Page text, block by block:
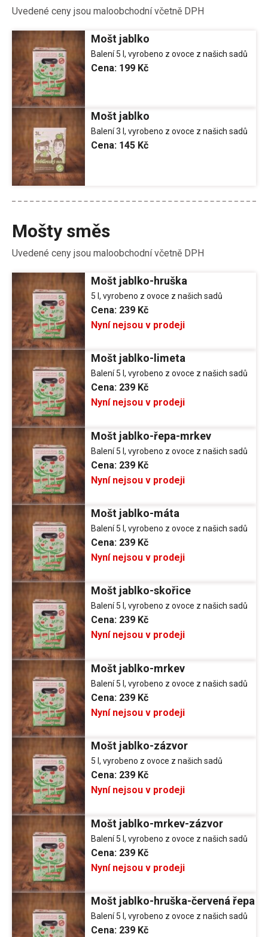
Uvedené ceny jsou maloobchodní včetně DPH
Mošt jablko
Balení 5 l, vyrobeno z ovoce z našich sadů
Cena: 199 Kč
Mošt jablko
Balení 3 l, vyrobeno z ovoce z našich sadů
Cena: 145 Kč
Mošty směs
Uvedené ceny jsou maloobchodní včetně DPH
Mošt jablko-hruška
5 l, vyrobeno z ovoce z našich sadů
Cena: 239 Kč
Nyní nejsou v prodeji
Mošt jablko-limeta
Balení 5 l, vyrobeno z ovoce z našich sadů
Cena: 239 Kč
Nyní nejsou v prodeji
Mošt jablko-řepa-mrkev
Balení 5 l, vyrobeno z ovoce z našich sadů
Cena: 239 Kč
Nyní nejsou v prodeji
Mošt jablko-máta
Balení 5 l, vyrobeno z ovoce z našich sadů
Cena: 239 Kč
Nyní nejsou v prodeji
Mošt jablko-skořice
Balení 5 l, vyrobeno z ovoce z našich sadů
Cena: 239 Kč
Nyní nejsou v prodeji
Mošt jablko-mrkev
Balení 5 l, vyrobeno z ovoce z našich sadů
Cena: 239 Kč
Nyní nejsou v prodeji
Mošt jablko-zázvor
5 l, vyrobeno z ovoce z našich sadů
Cena: 239 Kč
Nyní nejsou v prodeji
Mošt jablko-mrkev-zázvor
Balení 5 l, vyrobeno z ovoce z našich sadů
Cena: 239 Kč
Nyní nejsou v prodeji
Mošt jablko-hruška-červená řepa
Balení 5 l, vyrobeno z ovoce z našich sadů
Cena: 239 Kč